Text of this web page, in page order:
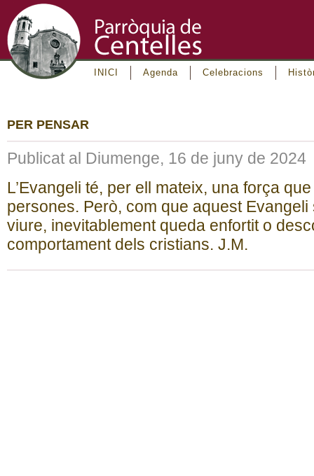
INICI Agenda Celebracions
PER PENSAR
Publicat al Diumenge, 16 de juny de 2024
L’Evangeli té, per ell mateix, una força
persones. Però, com que aquest Evangeli
viure, inevitablement queda enfortit o
comportament dels cristians. J.M.